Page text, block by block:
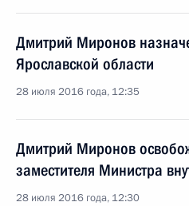
Дмитрий Миронов
Ярославской области
28 июля 2016 года, 12:35
Дмитрий Миронов
заместителя Министра
28 июля 2016 года, 12:30